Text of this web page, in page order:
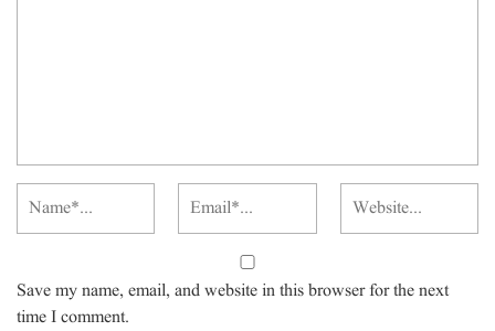
Save my name, email, and website in this browser for the next
time I comment.